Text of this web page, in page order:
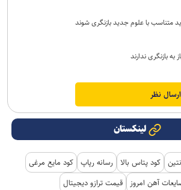
متناسب با علوم جدید بازنگری شوند
بازنگری ندارند
لینکستان
کود پتاس بالا رسانه رپاپ کود مایع مرغی
آهن امروز
قیمت ترازو دیجیتال